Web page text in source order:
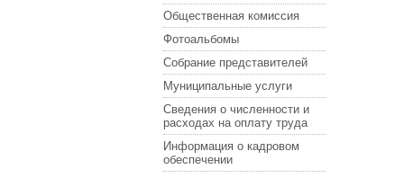
Общественная комиссия
Фотоальбомы
Собрание представителей
Муниципальные услуги
Сведения о численности и
расходах на оплату труда
Информация о кадровом
обеспечении